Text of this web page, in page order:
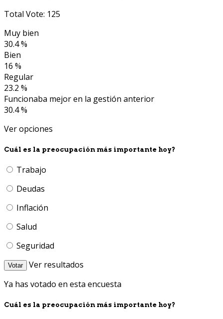
Total Vote: 125
Muy bien
30.4 %
Bien
16 %
Regular
23.2 %
Funcionaba mejor en la gestión anterior
30.4 %
Ver opciones
Cuál es la preocupación más importante hoy?
Trabajo
Deudas
Inflación
Salud
Seguridad
Votar
Ver resultados
Ya has votado en esta encuesta
Cuál es la preocupación más importante hoy?